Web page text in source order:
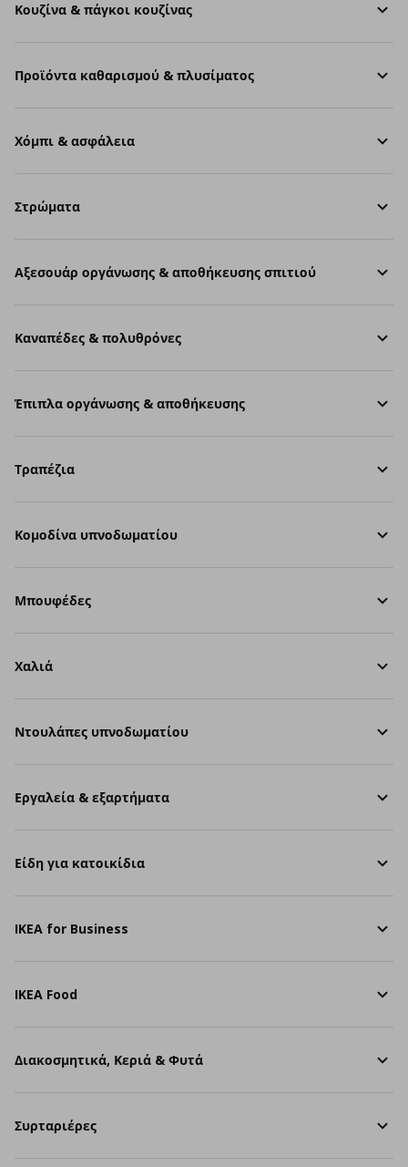
Κουζίνα & πάγκοι κουζίνας
Προϊόντα καθαρισμού & πλυσίματος
Χόμπι & ασφάλεια
Στρώματα
Aξεσουάρ οργάνωσης & αποθήκευσης σπιτιού
Καναπέδες & πολυθρόνες
Έπιπλα οργάνωσης & αποθήκευσης
Τραπέζια
Κομοδίνα υπνοδωματίου
Μπουφέδες
Χαλιά
Ντουλάπες υπνοδωματίου
Εργαλεία & εξαρτήματα
Είδη για κατοικίδια
IKEA for Business
IKEA Food
Διακοσμητικά, Κεριά & Φυτά
Συρταριέρες